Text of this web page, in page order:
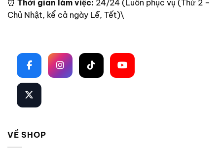
⏰ Thời gian làm việc: 24/24 (Luôn phục vụ (Thứ 2 –
Chủ Nhật, kể cả ngày Lễ, Tết)\
VỀ SHOP